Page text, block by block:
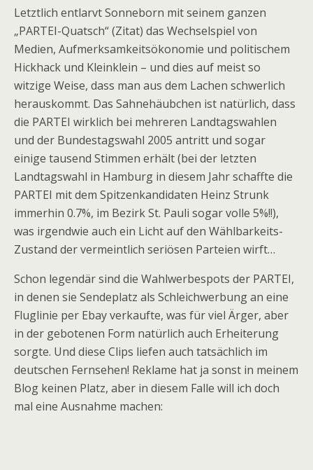
Letztlich entlarvt Sonneborn mit seinem ganzen
„PARTEI-Quatsch“ (Zitat) das Wechselspiel von
Medien, Aufmerksamkeitsökonomie und politischem
Hickhack und Kleinklein – und dies auf meist so
witzige Weise, dass man aus dem Lachen schwerlich
herauskommt. Das Sahnehäubchen ist natürlich, dass
die PARTEI wirklich bei mehreren Landtagswahlen
und der Bundestagswahl 2005 antritt und sogar
einige tausend Stimmen erhält (bei der letzten
Landtagswahl in Hamburg in diesem Jahr schaffte die
PARTEI mit dem Spitzenkandidaten Heinz Strunk
immerhin 0.7%, im Bezirk St. Pauli sogar volle 5%!!),
was irgendwie auch ein Licht auf den Wählbarkeits-
Zustand der vermeintlich seriösen Parteien wirft…
Schon legendär sind die Wahlwerbespots der PARTEI,
in denen sie Sendeplatz als Schleichwerbung an eine
Fluglinie per Ebay verkaufte, was für viel Ärger, aber
in der gebotenen Form natürlich auch Erheiterung
sorgte. Und diese Clips liefen auch tatsächlich im
deutschen Fernsehen! Reklame hat ja sonst in meinem
Blog keinen Platz, aber in diesem Falle will ich doch
mal eine Ausnahme machen: